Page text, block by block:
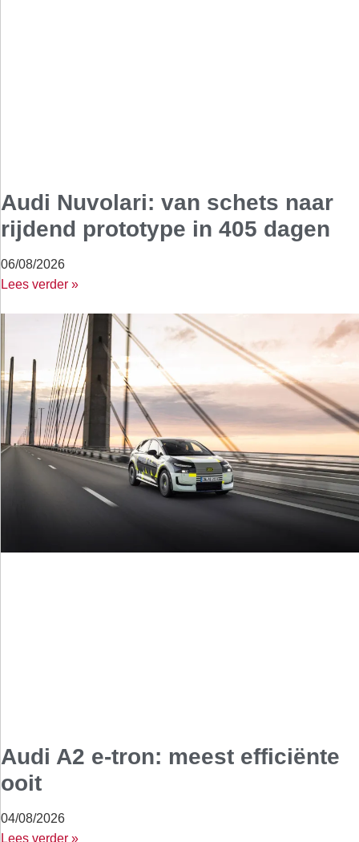
Audi Nuvolari: van schets naar
rijdend prototype in 405 dagen
06/08/2026
Lees verder »
Audi A2 e-tron: meest efficiënte
ooit
04/08/2026
Lees verder »